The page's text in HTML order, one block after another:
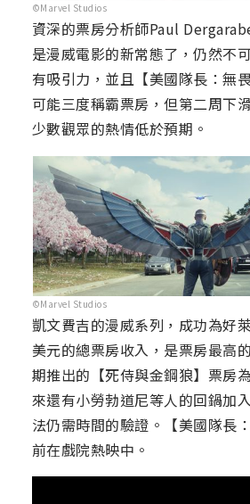
©Marvel Studios
資深的票房分析師Paul
是漫威電影的新常態了，仍然不
有吸引力，並且【美國隊長：無
可能三度稱霸票房，但第二周下
少數觀眾的熱情低於預期。
©Marvel Studios
凱文費吉的漫威系列，成功為好
美元的總票房收入，是票房最高
期推出的【死侍與金鋼狼】票房
來還有小勞勃道尼等人的回鍋加
法仍需時間的驗證。【美國隊長
前在戲院熱映中。